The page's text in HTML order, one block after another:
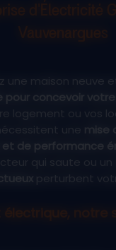
d'Électricité
Vauvenargues
une maison neuve
pour concevoir
logement ou vos
une
mise
de performance
perturbent
électrique, notre